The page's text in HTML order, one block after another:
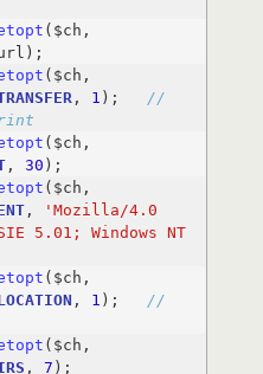
, 1 );
//
, 30
,
'Mozilla/4.0
5.01; Windows NT
, 1 );
//
, 7